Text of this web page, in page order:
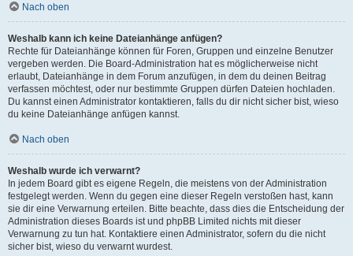
Nach oben
Weshalb kann ich keine Dateianhänge anfügen?
Rechte für Dateianhänge können für Foren, Gruppen und einzelne Benutzer
vergeben werden. Die Board-Administration hat es möglicherweise nicht
erlaubt, Dateianhänge in dem Forum anzufügen, in dem du deinen Beitrag
verfassen möchtest, oder nur bestimmte Gruppen dürfen Dateien hochladen.
Du kannst einen Administrator kontaktieren, falls du dir nicht sicher bist, wieso
du keine Dateianhänge anfügen kannst.
Nach oben
Weshalb wurde ich verwarnt?
In jedem Board gibt es eigene Regeln, die meistens von der Administration
festgelegt werden. Wenn du gegen eine dieser Regeln verstoßen hast, kann
sie dir eine Verwarnung erteilen. Bitte beachte, dass dies die Entscheidung der
Administration dieses Boards ist und phpBB Limited nichts mit dieser
Verwarnung zu tun hat. Kontaktiere einen Administrator, sofern du die nicht
sicher bist, wieso du verwarnt wurdest.